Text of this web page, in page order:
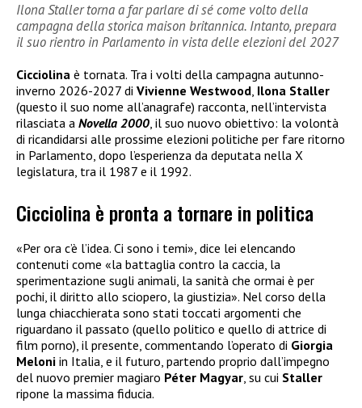
Ilona Staller torna a far parlare di sé come volto della
campagna della storica maison britannica. Intanto, prepara
il suo rientro in Parlamento in vista delle elezioni del 2027
Cicciolina è tornata. Tra i volti della campagna autunno-
inverno 2026-2027 di Vivienne Westwood, Ilona Staller
(questo il suo nome all’anagrafe) racconta, nell’intervista
rilasciata a Novella 2000, il suo nuovo obiettivo: la volontà
di ricandidarsi alle prossime elezioni politiche per fare ritorno
in Parlamento, dopo l’esperienza da deputata nella X
legislatura, tra il 1987 e il 1992.
Cicciolina è pronta a tornare in politica
«Per ora c’è l’idea. Ci sono i temi», dice lei elencando
contenuti come «la battaglia contro la caccia, la
sperimentazione sugli animali, la sanità che ormai è per
pochi, il diritto allo sciopero, la giustizia». Nel corso della
lunga chiacchierata sono stati toccati argomenti che
riguardano il passato (quello politico e quello di attrice di
film porno), il presente, commentando l’operato di Giorgia
Meloni in Italia, e il futuro, partendo proprio dall’impegno
del nuovo premier magiaro Péter Magyar , su cui Staller
ripone la massima fiducia.